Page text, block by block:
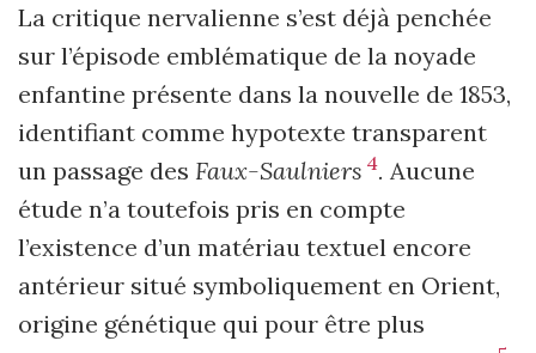
La critique nervalienne s’est déjà penchée
sur l’épisode emblématique de la noyade
enfantine présente dans la nouvelle de 1853,
identifiant comme hypotexte transparent
un passage des Faux-Saulniers 4. Aucune
étude n’a toutefois pris en compte
l’existence d’un matériau textuel encore
antérieur situé symboliquement en Orient,
origine génétique qui pour être plus